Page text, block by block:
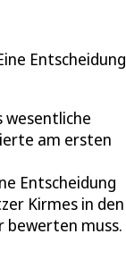
Entscheidung
wesentliche
am ersten
Entscheidung
Kirmes in den
bewerten muss.